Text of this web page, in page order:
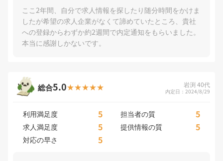
ここ2年間、自分で求人情報を探したり随分時間をかけま
したが希望の求人企業がなくて諦めていたところ、貴社
への登録からわずか約2週間で内定通知をもらいました。
本当に感謝しかないです。
総合5.0 岩渕 40代
内定日：2024/8/29
利用満足度 5 担当者の質 5
求人満足度 5 提供情報の質 5
対応の早さ 5